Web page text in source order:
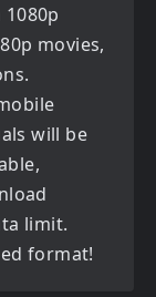
movies,
will be
limit.
format!